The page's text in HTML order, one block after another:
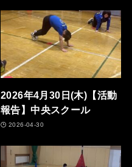
2026年4月30日(木)【活動
報告】中央スクール
2026-04-30